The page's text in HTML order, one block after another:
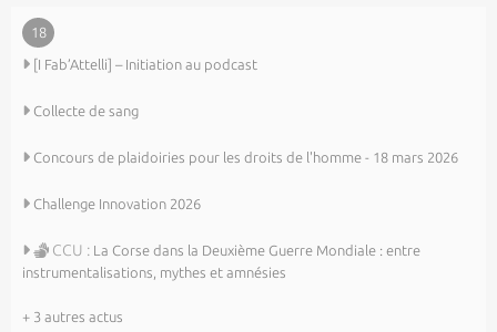
18
[I Fab’Attelli] – Initiation au podcast
Collecte de sang
Concours de plaidoiries pour les droits de l'homme - 18 mars 2026
Challenge Innovation 2026
CCU : La Corse dans la Deuxième Guerre Mondiale : entre
instrumentalisations, mythes et amnésies
+ 3 autres actus